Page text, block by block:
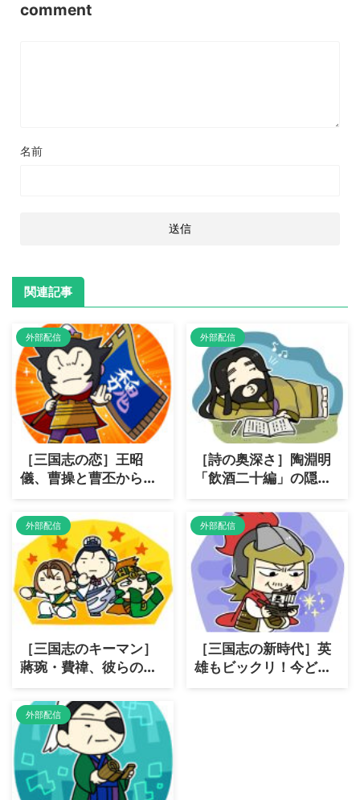
comment
名前
関連記事
外部配信
［三国志の恋］王昭
儀、曹操と曹丕からの
特別な愛
外部配信
［詩の奥深さ］陶淵明
「飲酒二十編」の隠さ
れた魅力
外部配信
［三国志のキーマン］
蔣琬・費禕、彼らの影
響力とは？
外部配信
［三国志の新時代］英
雄もビックリ！今どき
の三国志とは？
外部配信